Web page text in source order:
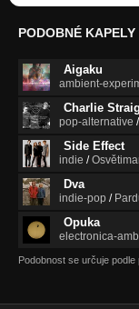
PODOBNÉ KAPELY
Aigaku
ambient-
Charlie
pop-alternative /
Side Effect
indie /
Dva
indie-pop /
Opuka
electronica-
Podobnost se určuje